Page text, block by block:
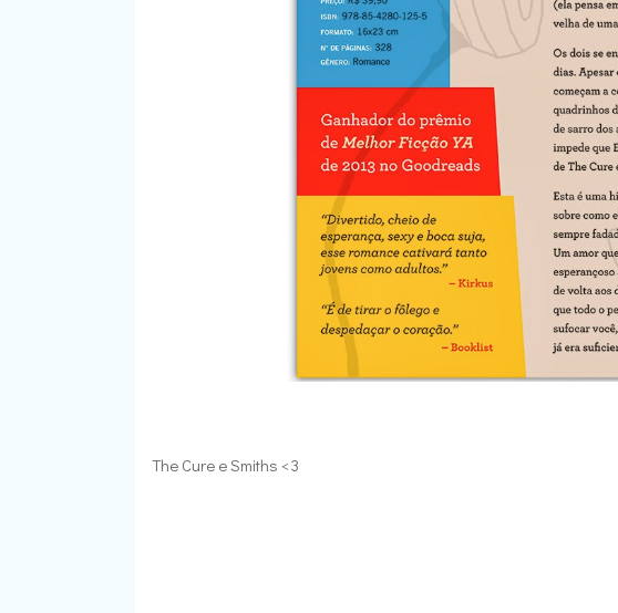
The Cure e Smiths <3